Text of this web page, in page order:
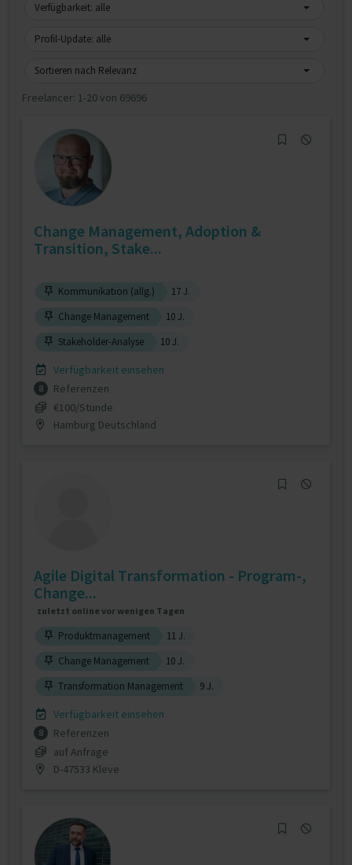
Verfügbarkeit: alle
Profil-Update: alle
Sortieren nach Relevanz
Freelancer: 1-20 von 69696
Change Management, Adoption &
Transition, Stake...
Kommunikation (allg.)
17 J.
Change Management
10 J.
Stakeholder-Analyse
10 J.
Verfügbarkeit einsehen
8
Referenzen
€100/Stunde
Hamburg Deutschland
Agile Digital Transformation - Program-,
Change...
zuletzt online vor wenigen Tagen
Produktmanagement
11 J.
Change Management
10 J.
Transformation Management
9 J.
Verfügbarkeit einsehen
8
Referenzen
auf Anfrage
D-47533 Kleve